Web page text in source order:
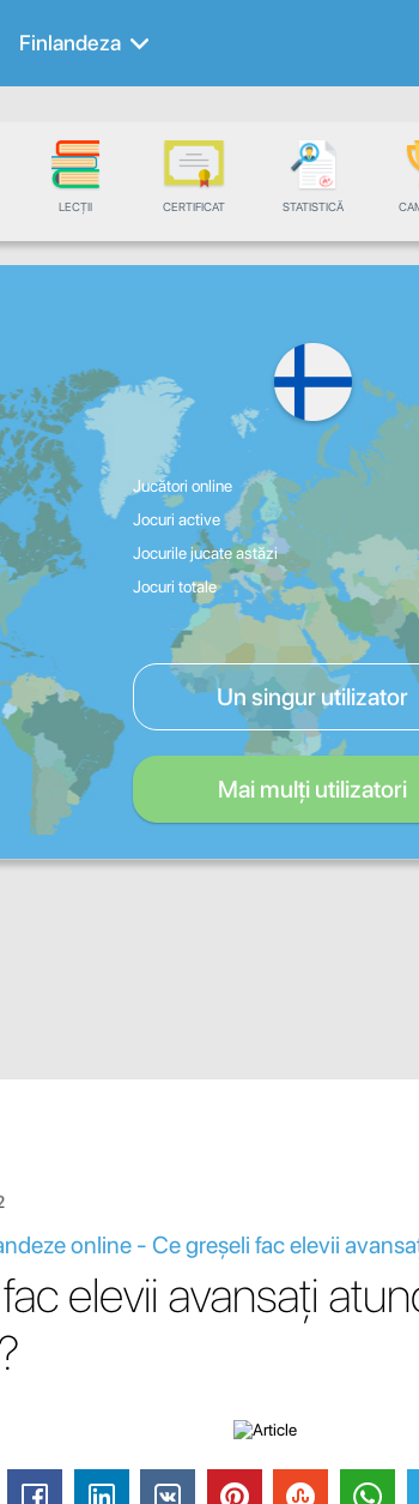
Finlandeza
LECȚII CERTIFICAT STATISTICĂ
Jucători online
Jocuri active
Jocurile jucate astăzi
Jocuri totale
Un singur utilizator
Mai mulți utilizatori
online - Ce greșeli fac elevii
elevii avansați